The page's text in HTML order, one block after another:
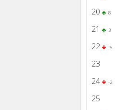
20
8
21
3
22
-6
23
24
-2
25